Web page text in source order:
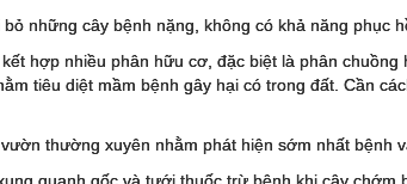
những cây bệnh nặng, không có khả năng phục
hợp nhiều phân hữu cơ, đặc biệt là phân
tiêu diệt mầm bệnh gây hại có trong đất. Cần
thường xuyên nhằm phát hiện sớm nhất bệnh